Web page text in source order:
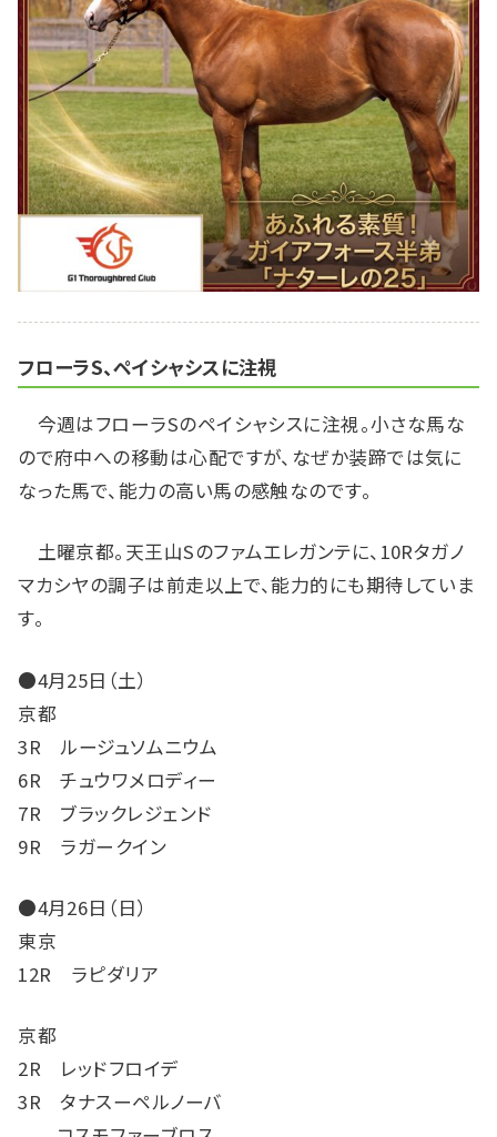
フローラS、ペイシャシスに注視
今週はフローラSのペイシャシスに注視。小さな馬な
ので府中への移動は心配ですが、なぜか装蹄では気に
なった馬で、能力の高い馬の感触なのです。
土曜京都。天王山Sのファムエレガンテに、10Rタガノ
マカシヤの調子は前走以上で、能力的にも期待していま
す。
●4月25日（土）
京都
3R ルージュソムニウム
6R チュウワメロディー
7R ブラックレジェンド
9R ラガークイン
●4月26日（日）
東京
12R ラピダリア
京都
2R レッドフロイデ
3R タナスーペルノーバ